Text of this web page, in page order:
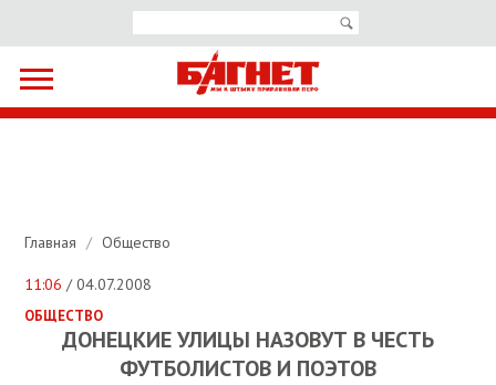
Главная / Общество
11:06 / 04.07.2008
ОБЩЕСТВО
ДОНЕЦКИЕ УЛИЦЫ НАЗОВУТ В ЧЕСТЬ
ФУТБОЛИСТОВ И ПОЭТОВ